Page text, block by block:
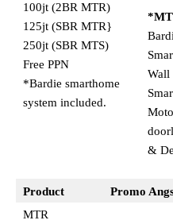
100jt (2BR MTR)
125jt (SBR MTR}
250jt (SBR MTS)
Free PPN
*Bardie smarthome
system included.
Wall
&
Product
Promo
MTR